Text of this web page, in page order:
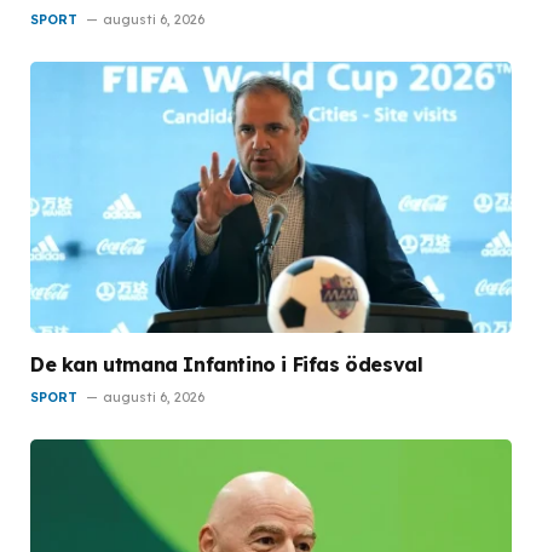
SPORT augusti 6, 2026
De kan utmana Infantino i Fifas ödesval
SPORT augusti 6, 2026